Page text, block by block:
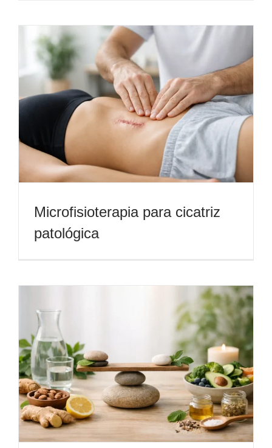
Microfisioterapia para cicatriz
patológica